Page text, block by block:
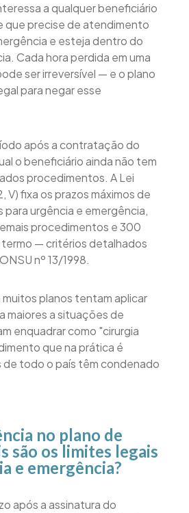
a qualquer beneficiário
que precise de atendimento
e esteja dentro do
Cada hora perdida em uma
ser irreversível — e o plano
para negar esse
após a contratação do
o beneficiário ainda não tem
procedimentos. A Lei
V) fixa os prazos máximos de
para urgência e emergência,
procedimentos e 300
termo — critérios detalhados
nº 13/1998.
planos tentam aplicar
maiores a situações de
enquadrar como "cirurgia
que na prática é
de todo o país têm condenado
no plano de
são os limites legais
e emergência?
após a assinatura do